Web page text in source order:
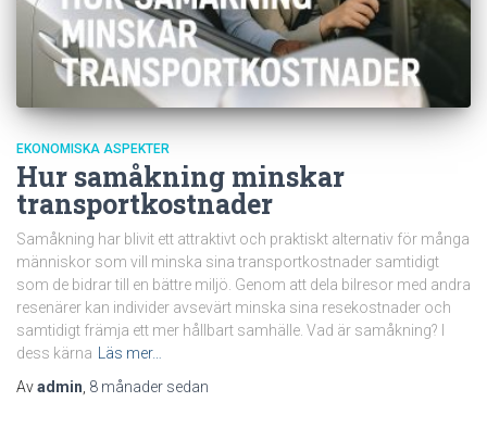
EKONOMISKA ASPEKTER
Hur samåkning minskar
transportkostnader
Samåkning har blivit ett attraktivt och praktiskt alternativ för många
människor som vill minska sina transportkostnader samtidigt
som de bidrar till en bättre miljö. Genom att dela bilresor med andra
resenärer kan individer avsevärt minska sina resekostnader och
samtidigt främja ett mer hållbart samhälle. Vad är samåkning? I
dess kärna
Läs mer…
Avadmin 8 månader sedan